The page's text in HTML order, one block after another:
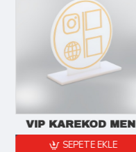
VIP KAREKOD MENÜ
SEPETE EKLE